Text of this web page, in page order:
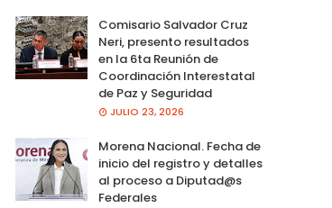
Comisario Salvador Cruz
Neri, presento resultados
en la 6ta Reunión de
Coordinación Interestatal
de Paz y Seguridad
JULIO 23, 2026
Morena Nacional. Fecha de
inicio del registro y detalles
al proceso a Diputad@s
Federales